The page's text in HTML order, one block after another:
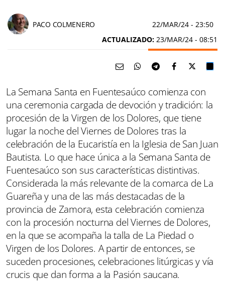
PACO COLMENERO 22/MAR/24 - 23:50
ACTUALIZADO: 23/MAR/24 - 08:51
La Semana Santa en Fuentesaúco comienza con
una ceremonia cargada de devoción y tradición: la
procesión de la Virgen de los Dolores, que tiene
lugar la noche del Viernes de Dolores tras la
celebración de la Eucaristía en la Iglesia de San Juan
Bautista. Lo que hace única a la Semana Santa de
Fuentesaúco son sus características distintivas.
Considerada la más relevante de la comarca de La
Guareña y una de las más destacadas de la
provincia de Zamora, esta celebración comienza
con la procesión nocturna del Viernes de Dolores,
en la que se acompaña la talla de La Piedad o
Virgen de los Dolores. A partir de entonces, se
suceden procesiones, celebraciones litúrgicas y vía
crucis que dan forma a la Pasión saucana.